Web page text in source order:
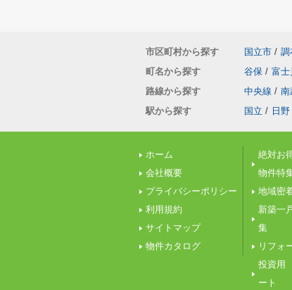
市区町村から探す 国立市 / 調
町名から探す
谷保 / 富士
路線から探す
中央線 / 南
駅から探す
国立 / 日野
ホーム
会社概要
プライバシーポリシー
利用規約
サイトマップ
物件カタログ
絶対お
物件特
地域密
新築一
集
リフォ
投資用
ート